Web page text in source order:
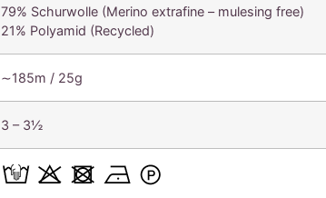
79% Schurwolle (Merino extrafine – mulesing free)
21% Polyamid (Recycled)
∼185m / 25g
3 – 3½